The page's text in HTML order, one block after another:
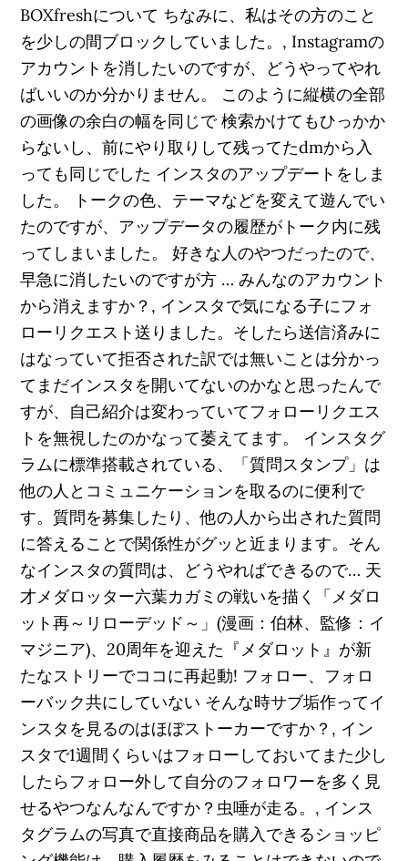
BOXfreshについて ちなみに、私はその方のこと
を少しの間ブロックしていました。, Instagramの
アカウントを消したいのですが、どうやってやれ
ばいいのか分かりません。 このように縦横の全部
の画像の余白の幅を同じで 検索かけてもひっかか
らないし、前にやり取りして残ってたdmから入
っても同じでした インスタのアップデートをしま
した。 トークの色、テーマなどを変えて遊んでい
たのですが、アップデータの履歴がトーク内に残
ってしまいました。 好きな人のやつだったので、
早急に消したいのですが方 … みんなのアカウント
から消えますか？, インスタで気になる子にフォ
ローリクエスト送りました。そしたら送信済みに
はなっていて拒否された訳では無いことは分かっ
てまだインスタを開いてないのかなと思ったんで
すが、自己紹介は変わっていてフォローリクエス
トを無視したのかなって萎えてます。 インスタグ
ラムに標準搭載されている、「質問スタンプ」は
他の人とコミュニケーションを取るのに便利で
す。質問を募集したり、他の人から出された質問
に答えることで関係性がグッと近まります。そん
なインスタの質問は、どうやればできるので… 天
才メダロッター六葉カガミの戦いを描く「メダロ
ット再～リローデッド～」(漫画：伯林、監修：イ
マジニア)、20周年を迎えた『メダロット』が新
たなストリーでココに再起動! フォロー、フォロ
ーバック共にしていない そんな時サブ垢作ってイ
ンスタを見るのはほぼストーカーですか？, イン
スタで1週間くらいはフォローしておいてまた少し
したらフォロー外して自分のフォロワーを多く見
せるやつなんなんですか？虫唾が走る。, インス
タグラムの写真で直接商品を購入できるショッピ